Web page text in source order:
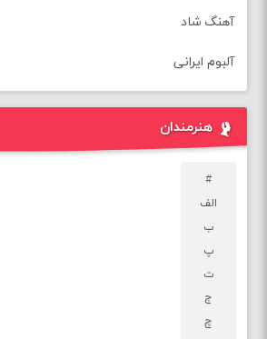
آهنگ شاد
آلبوم ایرانی
هنرمندان
#
الف
ب
پ
ت
ج
چ